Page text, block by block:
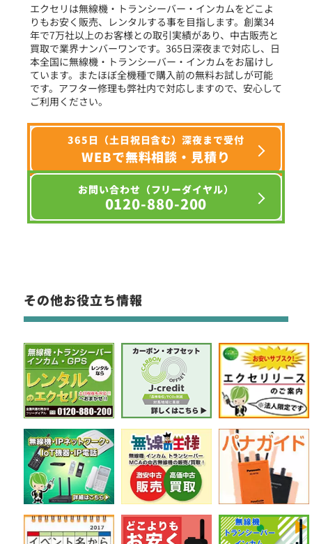
選択条件をリセット
エクセリは無線機・トランシーバー・インカムをどこよ
りもお安く販売、レンタルする事を目指します。創業34
年で7万社以上のお客様との取引実績があり、中古販売と
買取で業界ナンバーワンです。365日深夜まで対応し、日
本全国に無線機・トランシーバー・インカムをお届けし
ています。またほぼ全機種で購入前の無料お試しが可能
です。アフター修理も弊社内で対応しますので、安心して
ご利用ください。
365日（土日祝日含む）深夜まで受付
WEBで無料相談・見積り
お問い合わせ（フリーダイヤル）
0120-880-200
その他お役立ち情報